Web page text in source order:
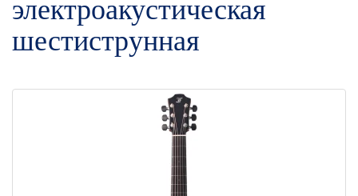
электроакустическая
шестиструнная